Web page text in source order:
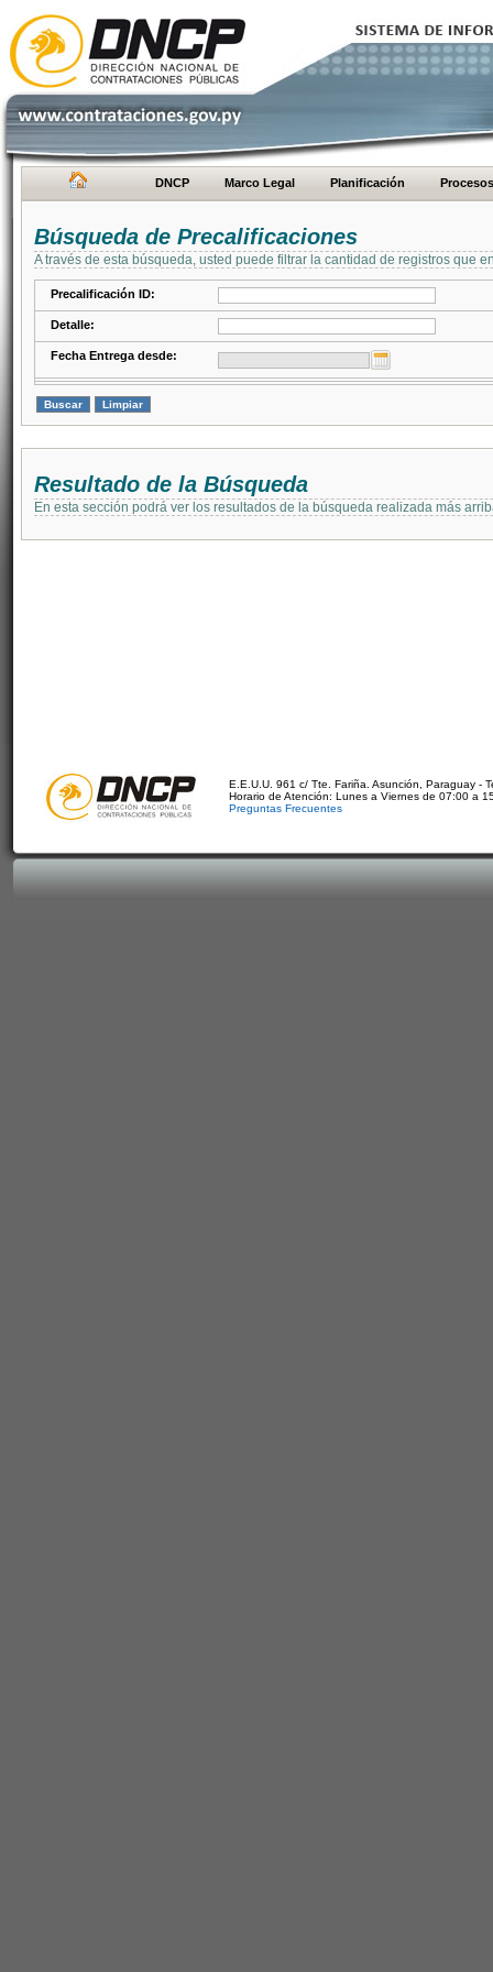
DNCP Marco Legal Planificación Procesos
Búsqueda de Precalificaciones
A través de esta búsqueda, usted puede filtrar la cantidad de registros que
Precalificación ID:
Detalle:
Fecha Entrega desde:
Resultado de la Búsqueda
En esta sección podrá ver los resultados de la búsqueda realizada más
E.E.U.U. 961 c/ Tte. Fariña. Asunción, Paraguay -
Horario de Atención: Lunes a Viernes de 07:00 a
Preguntas Frecuentes